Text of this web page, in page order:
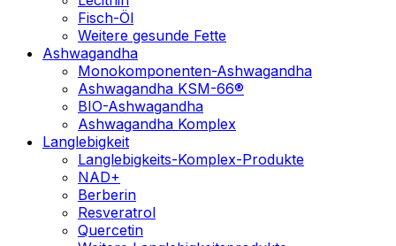
Fisch-Öl
Weitere gesunde Fette
Ashwagandha
Monokomponenten-Ashwagandha
Ashwagandha KSM-66®
BIO-Ashwagandha
Ashwagandha Komplex
Langlebigkeit
Langlebigkeits-Komplex-Produkte
NAD+
Berberin
Resveratrol
Quercetin